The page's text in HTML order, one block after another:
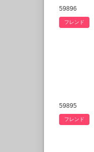
59896
フレンド
59895
フレンド